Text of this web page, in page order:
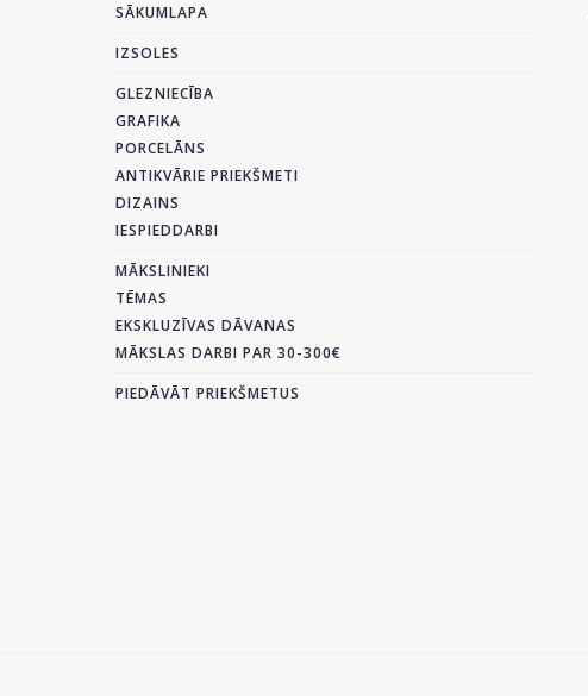
SĀKUMLAPA
IZSOLES
GLEZNIECĪBA
GRAFIKA
PORCELĀNS
ANTIKVĀRIE PRIEKŠMETI
DIZAINS
IESPIEDDARBI
MĀKSLINIEKI
TĒMAS
EKSKLUZĪVAS DĀVANAS
MĀKSLAS DARBI PAR 30-300€
PIEDĀVĀT PRIEKŠMETUS